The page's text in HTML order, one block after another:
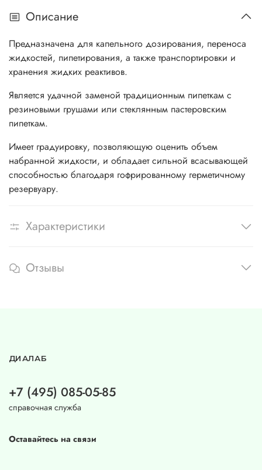
Описание
Предназначена для капельного дозирования, переноса
жидкостей, пипетирования, а также транспортировки и
хранения жидких реактивов.
Является удачной заменой традиционным пипеткам с
резиновыми грушами или стеклянным пастеровским
пипеткам.
Имеет градуировку, позволяющую оценить объем
набранной жидкости, и обладает сильной всасывающей
способностью благодаря гофрированному герметичному
резервуару.
Характеристики
Отзывы
ДИАЛАБ
+7 (495) 085-05-85
справочная служба
Оставайтесь на связи